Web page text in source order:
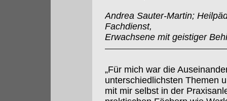
Andrea Sauter-Martin;
Fachdienst,
Erwachsene mit geistiger
„Für mich war die
unterschiedlichsten Themen
mit mir selbst in der